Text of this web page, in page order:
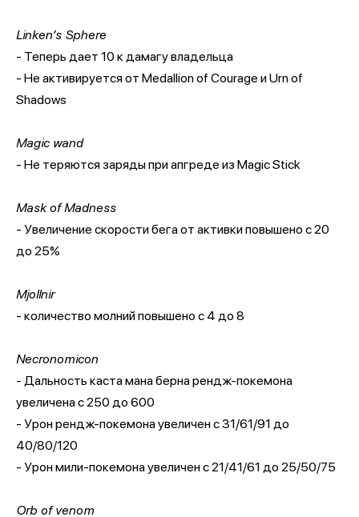
Linken’s Sphere
- Теперь дает 10 к дамагу владельца
- Не активируется от Medallion of Courage и Urn of
Shadows
Magic wand
- Не теряются заряды при апгреде из Magic Stick
Mask of Madness
- Увеличение скорости бега от активки повышено с 20
до 25%
Mjollnir
- количество молний повышено с 4 до 8
Necronomicon
- Дальность каста мана берна рендж-покемона
увеличена с 250 до 600
- Урон рендж-покемона увеличен с 31/61/91 до
40/80/120
- Урон мили-покемона увеличен с 21/41/61 до 25/50/75
Orb of venom